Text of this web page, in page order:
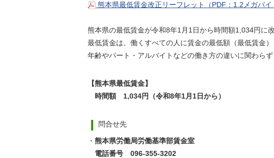
熊本県最低賃金改正リーフレット（PDF：1.2メガバイ
熊本県の最低賃金が令和8年1月1日から時間額1,034円に改
最低賃金は、働くすべての人に賃金の最低額（最低賃金）
年齢やパート・アルバイトなどの働き方の違いに関わら
【熊本県最低賃金】
時間額 1,034円（令和8年1月1日から）
問合せ先
・ 熊本県労働局労働基準部賃金室
電話番号 096-355-3202